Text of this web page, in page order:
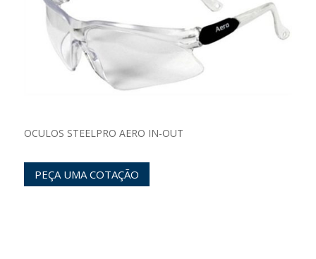
OCULOS STEELPRO AERO IN-OUT
PEÇA UMA COTAÇÃO